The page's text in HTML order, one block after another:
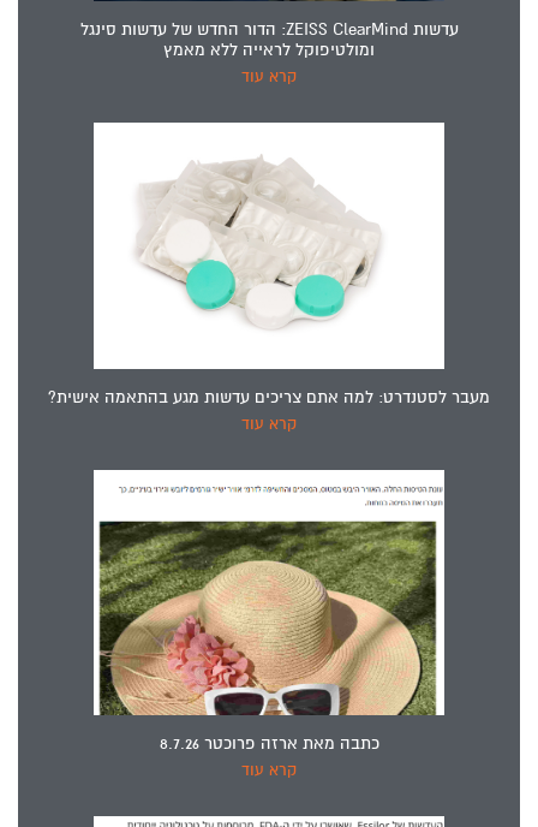
עדשות ZEISS ClearMind: הדור החדש של עדשות סינגל
ומולטיפוקל לראייה ללא מאמץ
קרא עוד
מעבר לסטנדרט: למה אתם צריכים עדשות מגע בהתאמה אישית?
קרא עוד
כתבה מאת ארזה פרוכטר 8.7.26
קרא עוד